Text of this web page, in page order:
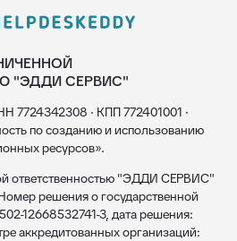
"ЭДДИ СЕРВИС"
7724342308 · КПП 772401001 ·
по созданию и использованию
ресурсов».
ответственностью "ЭДДИ СЕРВИС"
решения о государственной
12668532741-3, дата решения:
аккредитованных организаций: